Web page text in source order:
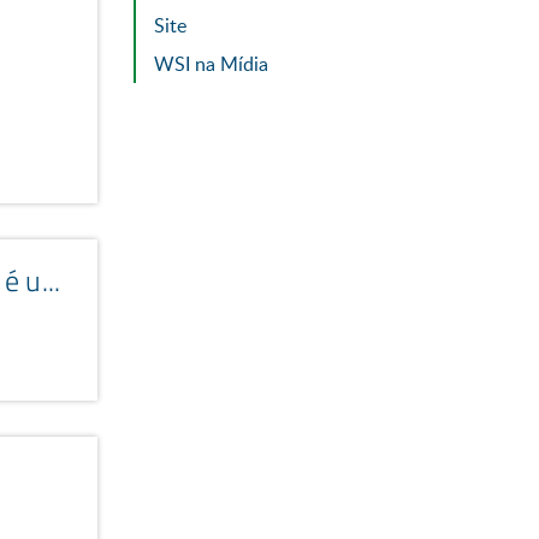
Influenciadores das Redes Sociais – “Ajudar o povo de humanas a fazer miçanga” é um caso de sucesso
Site
WSI na Mídia